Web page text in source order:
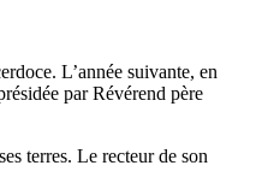
L’année suivante, en
par Révérend père
terres. Le recteur de son